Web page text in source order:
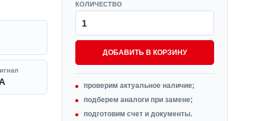
КОЛИЧЕСТВО
ДОБАВИТЬ В КОРЗИНУ
проверим актуальное наличие;
подберем аналоги при замене;
подготовим счет и документы.